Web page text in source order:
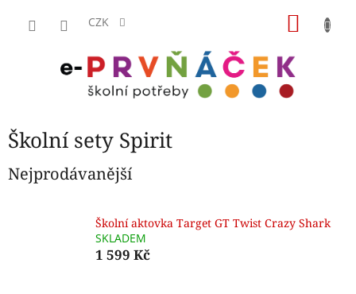
CZK
Školní sety Spirit
Nejprodávanější
Školní aktovka Target GT Twist Crazy Shark
SKLADEM
1 599 Kč